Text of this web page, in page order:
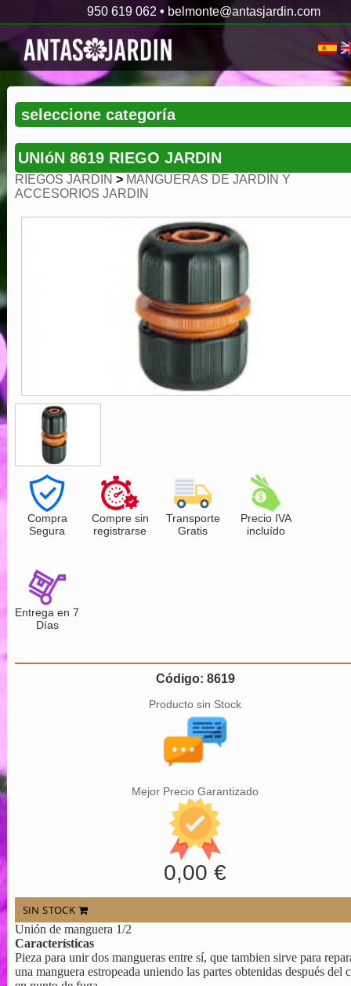
950 619 062 • belmonte@antasjardin.com
UNIóN 8619 RIEGO JARDIN
RIEGOS JARDIN > MANGUERAS DE JARDÍN Y
ACCESORIOS JARDIN
Compra
Segura
Compre sin
registrarse
Transporte
Gratis
Precio IVA
incluído
Entrega en 7
Días
Código: 8619
Producto sin Stock
Mejor Precio Garantizado
0,00 €
SIN STOCK
Unión de manguera 1/2
Características
Pieza para unir dos mangueras entre sí, que tambien sirve para
una manguera estropeada uniendo las partes obtenidas después del